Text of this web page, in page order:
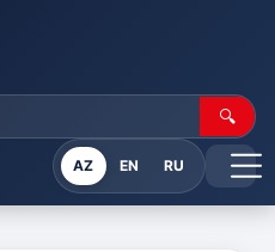
🔍
AZ EN RU